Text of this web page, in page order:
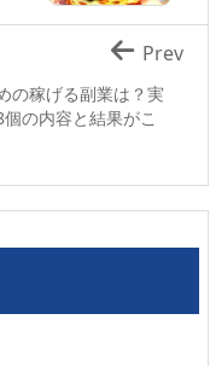
の稼げる副業は？実
の内容と結果がこ
Prev